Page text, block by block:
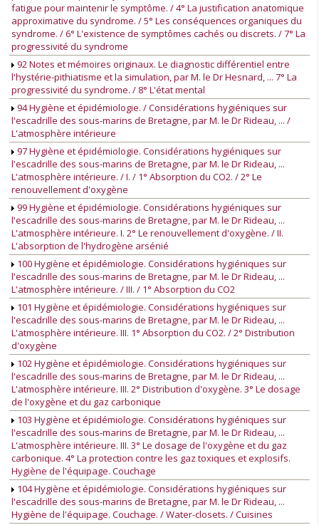
fatigue pour maintenir le symptôme. / 4° La justification anatomique
approximative du syndrome. / 5° Les conséquences organiques du
syndrome. / 6° L'existence de symptômes cachés ou discrets. / 7° La
progressivité du syndrome
92 Notes et mémoires originaux. Le diagnostic différentiel entre
l'hystérie-pithiatisme et la simulation, par M. le Dr Hesnard, ... 7° La
progressivité du syndrome. / 8° L'état mental
94 Hygiène et épidémiologie. / Considérations hygiéniques sur
l'escadrille des sous-marins de Bretagne, par M. le Dr Rideau, ... /
L'atmosphère intérieure
97 Hygiène et épidémiologie. Considérations hygiéniques sur
l'escadrille des sous-marins de Bretagne, par M. le Dr Rideau, ...
L'atmosphère intérieure. / I. / 1° Absorption du CO2. / 2° Le
renouvellement d'oxygène
99 Hygiène et épidémiologie. Considérations hygiéniques sur
l'escadrille des sous-marins de Bretagne, par M. le Dr Rideau, ...
L'atmosphère intérieure. I. 2° Le renouvellement d'oxygène. / II.
L'absorption de l'hydrogène arsénié
100 Hygiène et épidémiologie. Considérations hygiéniques sur
l'escadrille des sous-marins de Bretagne, par M. le Dr Rideau, ...
L'atmosphère intérieure. / III. / 1° Absorption du CO2
101 Hygiène et épidémiologie. Considérations hygiéniques sur
l'escadrille des sous-marins de Bretagne, par M. le Dr Rideau, ...
L'atmosphère intérieure. III. 1° Absorption du CO2. / 2° Distribution
d'oxygène
102 Hygiène et épidémiologie. Considérations hygiéniques sur
l'escadrille des sous-marins de Bretagne, par M. le Dr Rideau, ...
L'atmosphère intérieure. III. 2° Distribution d'oxygène. 3° Le dosage
de l'oxygène et du gaz carbonique
103 Hygiène et épidémiologie. Considérations hygiéniques sur
l'escadrille des sous-marins de Bretagne, par M. le Dr Rideau, ...
L'atmosphère intérieure. III. 3° Le dosage de l'oxygène et du gaz
carbonique. 4° La protection contre les gaz toxiques et explosifs.
Hygiène de l'équipage. Couchage
104 Hygiène et épidémiologie. Considérations hygiéniques sur
l'escadrille des sous-marins de Bretagne, par M. le Dr Rideau, ...
Hygiène de l'équipage. Couchage. / Water-closets. / Cuisines